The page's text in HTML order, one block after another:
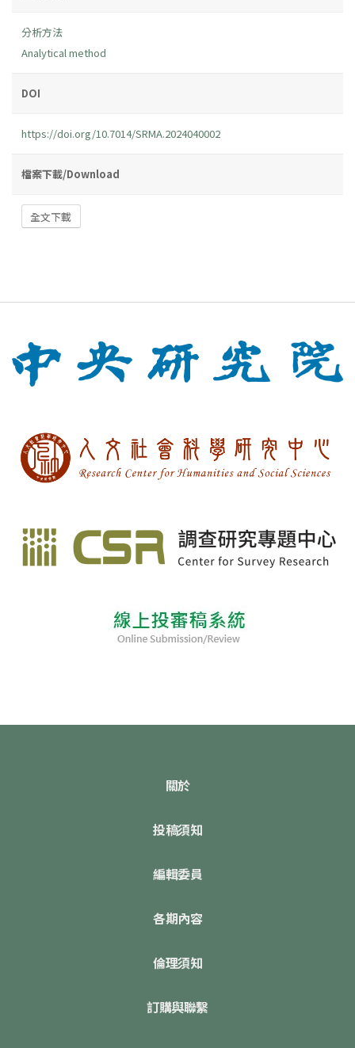
分析方法
Analytical method
DOI
https://doi.org/10.7014/SRMA.2024040002
檔案下載/Download
全文下載
關於
投稿須知
編輯委員
各期內容
倫理須知
訂購與聯繫